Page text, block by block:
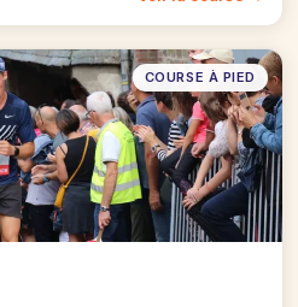
COURSE À PIED